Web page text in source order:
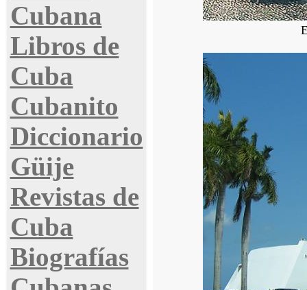
Cubana
Libros de
Cuba
Cubanito
Diccionario
Güije
Revistas de
Cuba
Biografías